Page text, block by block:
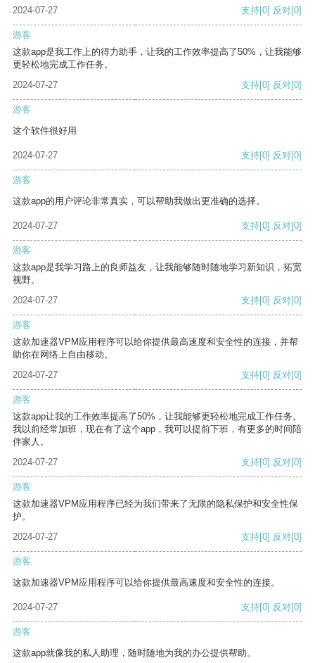
2024-07-27 支持[0] 反对[0]
游客
这款app是我工作上的得力助手，让我的工作效率提高了50%，让我能够
更轻松地完成工作任务。
2024-07-27
支持[0] 反对[0]
游客
这个软件很好用
2024-07-27 支持[0] 反对[0]
游客
这款app的用户评论非常真实，可以帮助我做出更准确的选择。
2024-07-27 支持[0] 反对[0]
游客
这款app是我学习路上的良师益友，让我能够随时随地学习新知识，拓宽
视野。
2024-07-27
支持[0] 反对[0]
游客
这款加速器VPM应用程序可以给你提供最高速度和安全性的连接，并帮
助你在网络上自由移动。
2024-07-27
支持[0] 反对[0]
游客
这款app让我的工作效率提高了50%，让我能够更轻松地完成工作任务。
我以前经常加班，现在有了这个app，我可以提前下班，有更多的时间陪
伴家人。
2024-07-27
支持[0] 反对[0]
游客
这款加速器VPM应用程序已经为我们带来了无限的隐私保护和安全性保
护。
2024-07-27
支持[0] 反对[0]
游客
这款加速器VPM应用程序可以给你提供最高速度和安全性的连接。
2024-07-27 支持[0] 反对[0]
游客
这款app就像我的私人助理，随时随地为我的办公提供帮助。